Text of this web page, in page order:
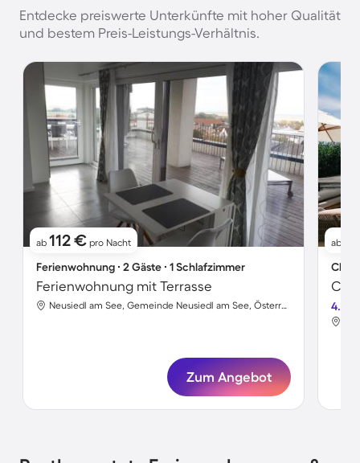
Entdecke preiswerte Unterkünfte mit hoher Qualität
und bestem Preis-Leistungs-Verhältnis.
ab 112 € pro Nacht
Ferienwohnung ∙ 2 Gäste ∙ 1 Schlafzimmer
Ferienwohnung mit Terrasse
Neusiedl am See, Gemeinde Neusiedl am See, Österreich
Zum Angebot
ab
4.8